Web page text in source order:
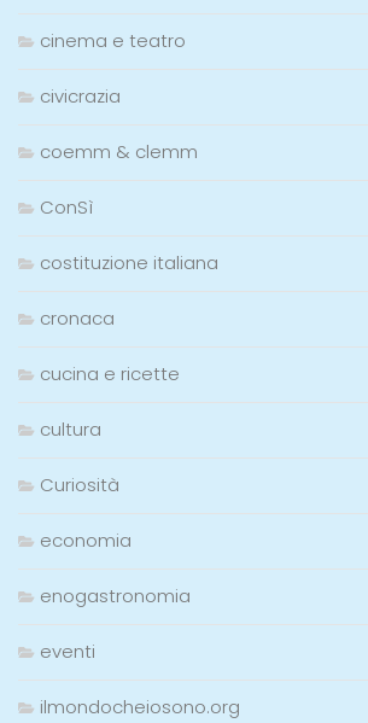
cinema e teatro
civicrazia
coemm & clemm
ConSì
costituzione italiana
cronaca
cucina e ricette
cultura
Curiosità
economia
enogastronomia
eventi
ilmondocheiosono.org